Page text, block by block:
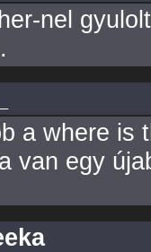
nel
a where is
van egy